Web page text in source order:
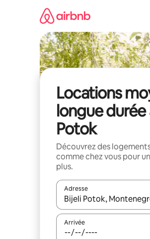
Locations
longue durée
Potok
Découvrez des
comme chez vous pour
plus.
Adresse
Lorsque les résultats
Arrivée